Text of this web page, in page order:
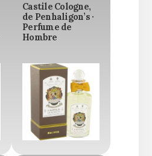
Castile Cologne,
de Penhaligon’s ·
Perfume de
Hombre